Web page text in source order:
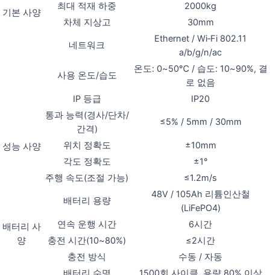
기본 사양
최대 적재 하중
2000kg
차체 지상고
30mm
네트워크
Ethernet / Wi‑Fi 802.11
a/b/g/n/ac
사용 온도/습도
온도: 0~50℃ / 습도: 10~90%, 결
로 없음
IP 등급
IP20
성능 사양
통과 능력(경사/단차/
간격)
≤5% / 5mm / 30mm
위치 정확도
±10mm
각도 정확도
±1°
주행 속도(조절 가능)
≤1.2m/s
배터리 사
양
배터리 용량
48V / 105Ah 리튬인산철
(LiFePO4)
연속 운행 시간
6시간
충전 시간(10~80%)
≤2시간
충전 방식
수동 / 자동